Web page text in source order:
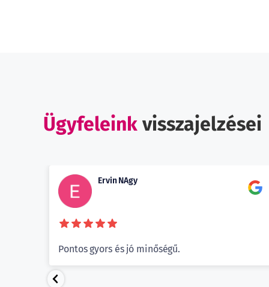
Ügyfeleink visszajelzései
Ervin NAgy
Pontos gyors és jó minőségű.